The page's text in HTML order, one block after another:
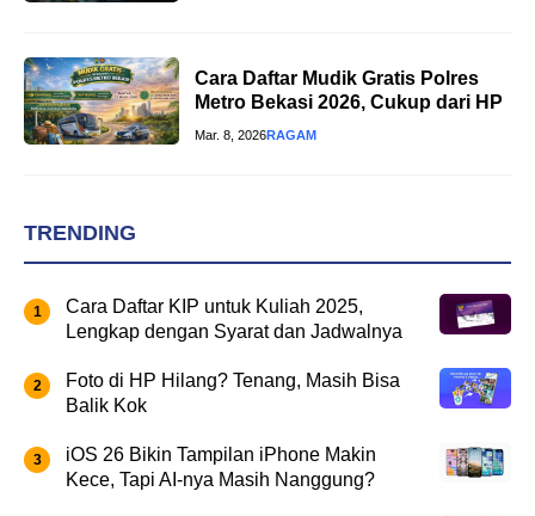
Cara Daftar Mudik Gratis Polres
Metro Bekasi 2026, Cukup dari HP
Mar. 8, 2026RAGAM
TRENDING
Cara Daftar KIP untuk Kuliah 2025,
Lengkap dengan Syarat dan Jadwalnya
Foto di HP Hilang? Tenang, Masih Bisa
Balik Kok
iOS 26 Bikin Tampilan iPhone Makin
Kece, Tapi AI-nya Masih Nanggung?